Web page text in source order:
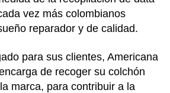
vez más colombianos
reparador y de calidad.
para sus clientes, Americana
de recoger su colchón
marca, para contribuir a la